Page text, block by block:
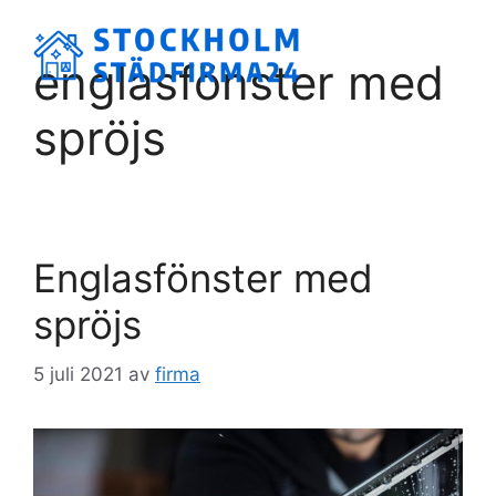
innehållenglasfönster med
spröjs
Englasfönster med
spröjs
5 juli 2021 av firma